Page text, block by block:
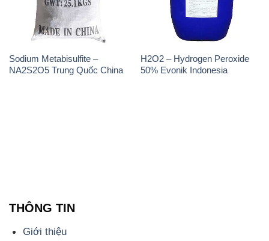
Sodium Metabisulfite –
NA2S2O5 Trung Quốc China
H2O2 – Hydrogen Peroxide
50% Evonik Indonesia
THÔNG TIN
Giới thiệu